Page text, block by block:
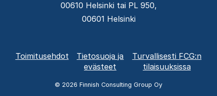
00610 Helsinki tai PL 950,
00601 Helsinki
Alatunnisteen
Toimitusehdot
Tietosuoja ja
evästeet
Turvallisesti FCG:n
tilaisuuksissa
© 2026 Finnish Consulting Group Oy